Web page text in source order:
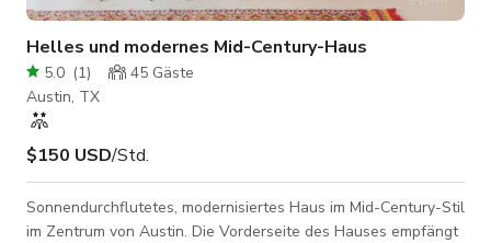
Helles und modernes Mid-Century-Haus
5.0 (1) 45 Gäste
Austin, TX
$150 USD/Std.
Sonnendurchflutetes, modernisiertes Haus im Mid-Century-Stil
im Zentrum von Austin. Die Vorderseite des Hauses empfängt